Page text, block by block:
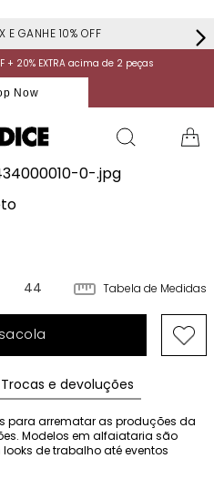
E GANHE 10% OFF
+ 20% EXTRA acima de 2 peças
Now
44 Tabela de Medidas
Trocas e devoluções
para arrematar as produções da
Modelos em alfaiataria são
de trabalho até eventos